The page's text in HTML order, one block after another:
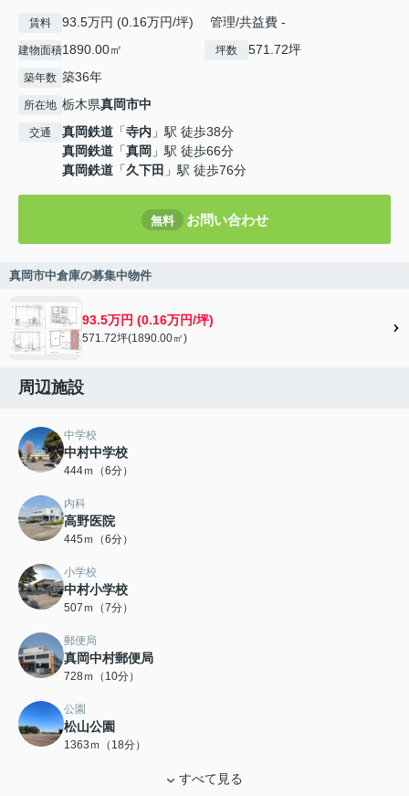
賃料 93.5万円 (0.16万円/坪) 管理/共益費 -
建物面積1890.00㎡ 坪数 571.72坪
築年数 築36年
所在地 栃木県真岡市中
交通 真岡鉄道 「寺内 」駅 徒歩38分
真岡鉄道 「真岡 」駅 徒歩66分
真岡鉄道 「久下田 」駅 徒歩76分
無料 お問い合わせ
真岡市中倉庫の募集中物件
93.5万円 (0.16万円/坪)
571.72坪(1890.00㎡)
周辺施設
中学校
中村中学校
444ｍ（6分）
内科
高野医院
445ｍ（6分）
小学校
中村小学校
507ｍ（7分）
郵便局
真岡中村郵便局
728ｍ（10分）
公園
松山公園
1363ｍ（18分）
すべて見る